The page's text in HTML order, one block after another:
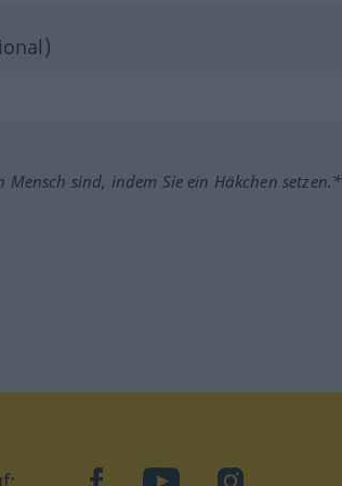
Mensch sind, indem Sie ein Häkchen setzen.*
facebookYouTubeInstagram